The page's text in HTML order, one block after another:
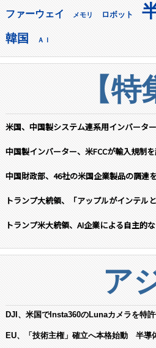
ファーウェイ メモリ ロボット
韓国 ＡＩ
【
米国、中国製システム連系用インバータ
中国製インバーター、米FCCが輸入規制
中国財政部、46社の米国企業製品の調達
トランプ大統領、「アップルがインテル
トランプ米大統領、AI企業による自主的
ア
DJI、米国でInsta360のLunaカメラを特
EU、「技術主権」確立へ本格始動 半導